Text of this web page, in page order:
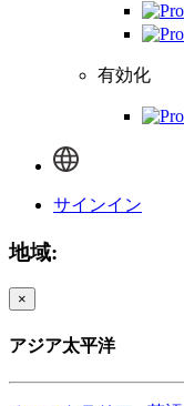
有効化
サインイン
地域:
×
アジア太平洋